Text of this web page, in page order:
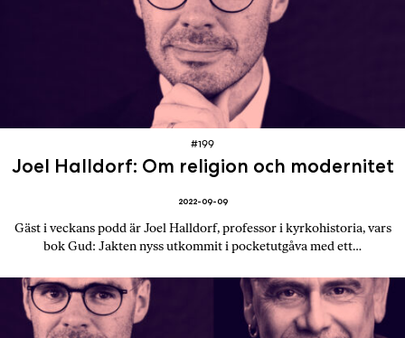
2022-09-09
Joel Halldorf: Om religion och modernitet
#199
Gäst i veckans podd är Joel Halldorf, professor i kyrkohistoria, vars
bok Gud: Jakten nyss utkommit i pocketutgåva med ett…